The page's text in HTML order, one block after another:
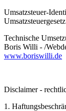
Umsatzsteuer-
Technische
Boris Willi - /
www.boriswilli.de
Disclaimer -
1.